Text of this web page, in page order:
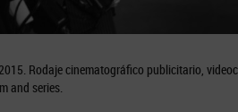
Rodaje cinematográfico publicitario,
and series.